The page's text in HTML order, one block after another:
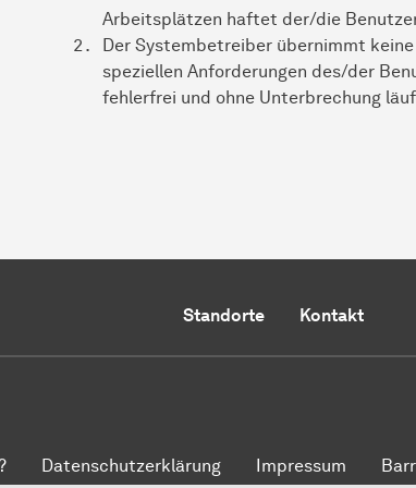
Arbeitsplätzen haftet der/die
Der Systembetreiber übernimmt
speziellen Anforderungen des/der
fehlerfrei und ohne Unterbrechung
Standorte Kontakt
Datenschutzerklärung Impressum